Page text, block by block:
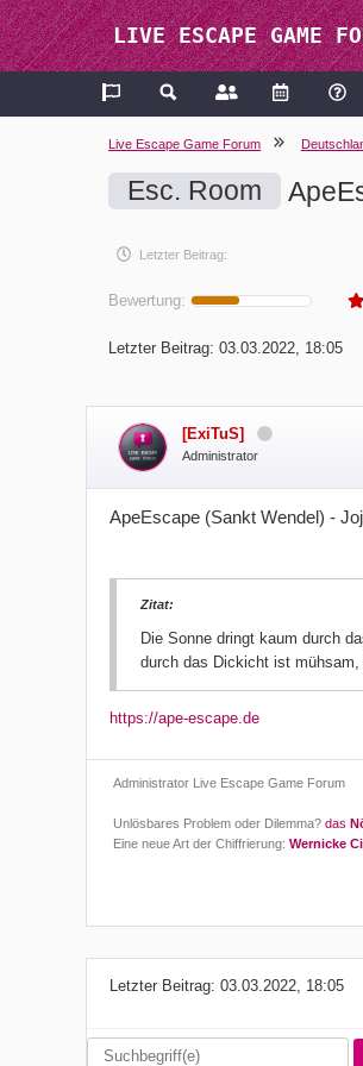
LIVE ESCAPE GAME
Live Escape Game Forum
Esc. Room
Letzter Beitrag:
Bewertung:
Letzter Beitrag:03.03.2022, 18:05
[ExiTuS]
Administrator
ApeEscape (Sankt Wendel) -
Zitat:
Die Sonne dringt kaum durch
durch das Dickicht ist
https://ape-escape.de
Administrator Live Escape Game Forum
Unlösbares Problem oder Dilemma? das
Eine neue Art der Chiffrierung: Wernicke
Letzter Beitrag:03.03.2022, 18:05